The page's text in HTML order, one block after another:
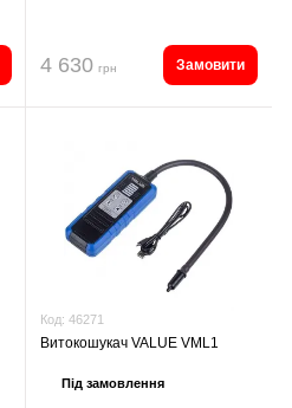
4 630 грн Замовити
Код: 46271
Витокошукач VALUE VML1
Під замовлення